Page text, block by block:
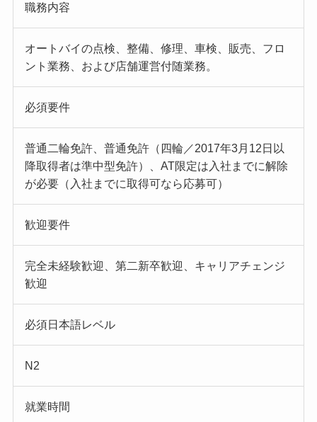
職務内容
オートバイの点検、整備、修理、車検、販売、フロ
ント業務、および店舗運営付随業務。
必須要件
普通二輪免許、普通免許（四輪／2017年3月12日以
降取得者は準中型免許）、AT限定は入社までに解除
が必要（入社までに取得可なら応募可）
歓迎要件
完全未経験歓迎、第二新卒歓迎、キャリアチェンジ
歓迎
必須日本語レベル
N2
就業時間